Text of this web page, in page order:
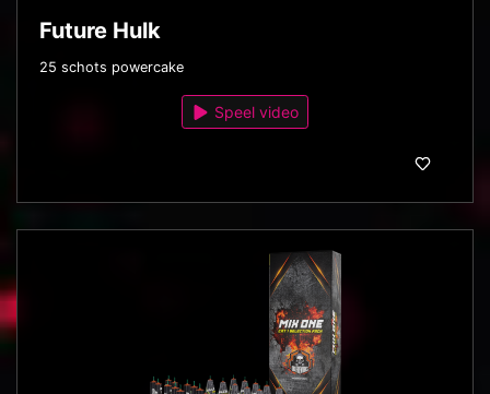
Future Hulk
25 schots powercake
Speel video